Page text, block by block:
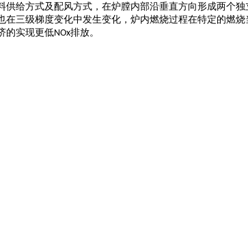
供给方式及配风方式，在炉膛内部沿垂直方向形成两个
在三级梯度变化中发生变化，炉内燃烧过程在特定的燃
的实现更低NOx排放。